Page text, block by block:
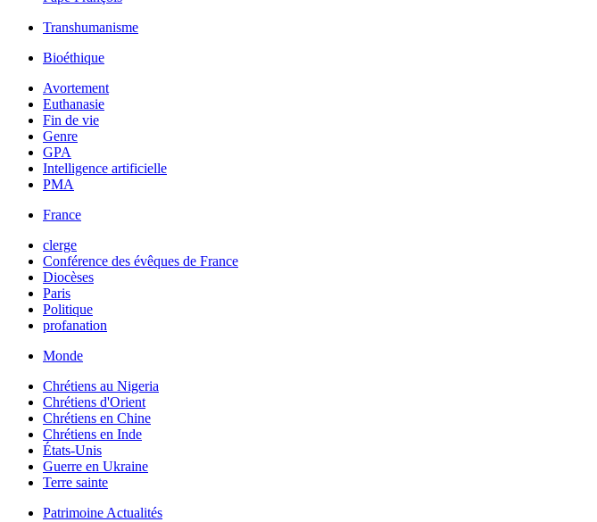
Transhumanisme
Bioéthique
Avortement
Euthanasie
Fin de vie
Genre
GPA
Intelligence artificielle
PMA
France
clerge
Conférence des évêques de France
Diocèses
Paris
Politique
profanation
Monde
Chrétiens au Nigeria
Chrétiens d'Orient
Chrétiens en Chine
Chrétiens en Inde
États-Unis
Guerre en Ukraine
Terre sainte
Patrimoine Actualités